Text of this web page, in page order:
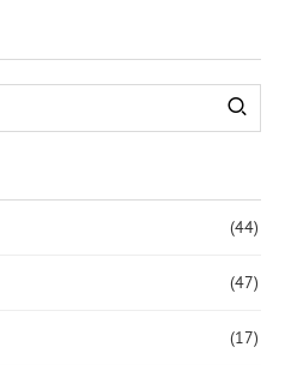
(44)
(47)
(17)